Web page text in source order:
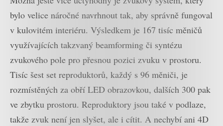
bylo velice náročné navrhnout tak, aby správně fungoval
v kulovitém interiéru. Výsledkem je 167 tisíc měničů
využívajících takzvaný beamforming či syntézu
zvukového pole pro přesnou pozici zvuku v prostoru.
Tisíc šest set reproduktorů, každý s 96 měniči, je
rozmístěných za obří LED obrazovkou, dalších 300 pak
ve zbytku prostoru. Reproduktory jsou také v podlaze,
takže zvuk není jen slyšet, ale i cítit. A nechybí ani 4D